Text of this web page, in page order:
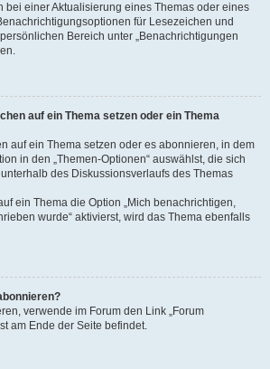
bei einer Aktualisierung eines Themas oder eines
für Lesezeichen und
Bereich unter „Benachrichtigungen
auf ein Thema setzen oder ein Thema
auf ein Thema setzen oder es abonnieren, in dem
in den „Themen-Optionen“ auswählst, die sich
des Diskussionsverlaufs des Themas
ein Thema die Option „Mich benachrichtigen,
wurde“ aktivierst, wird das Thema ebenfalls
verwende im Forum den Link „Forum
am Ende der Seite befindet.